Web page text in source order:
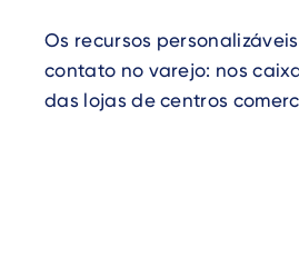
Os recursos
contato no varejo: nos
das lojas de centros